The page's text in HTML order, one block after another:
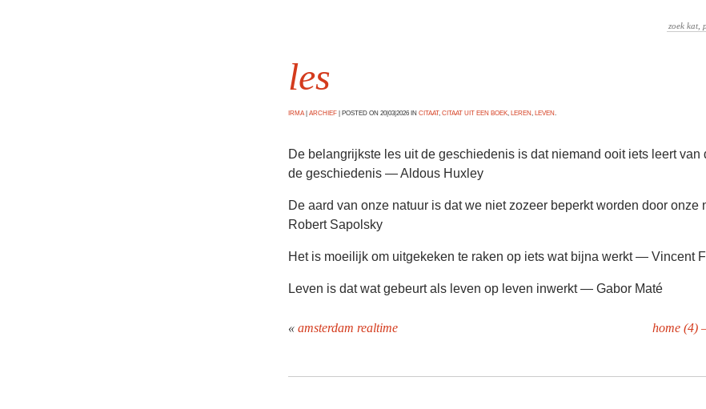
les
IRMA ARCHIEF POSTED ON 20|03|2026 IN CITAAT, CITAAT UIT EEN BOEK LEREN LEVEN
De belangrijkste les uit de geschiedenis is dat niemand ooit iets leert van
de geschiedenis — Aldous Huxley
De aard van onze natuur is dat we niet zozeer beperkt worden door
Robert Sapolsky
Het is moeilijk om uitgekeken te raken op iets wat bijna werkt — Vincent
Leven is dat wat gebeurt als leven op leven inwerkt — Gabor Maté
« amsterdam realtime home (4)